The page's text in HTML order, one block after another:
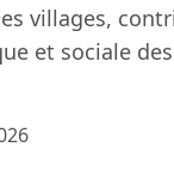
villages,
et sociale